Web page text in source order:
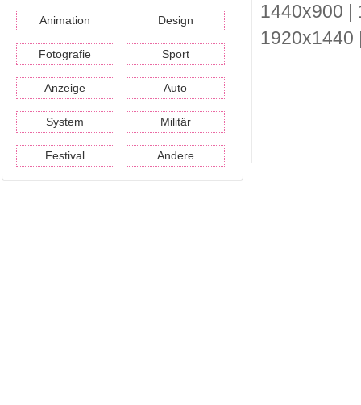
Animation Design
Fotografie Sport
Anzeige Auto
System Militär
Festival Andere
1440x900 |
1920x1440